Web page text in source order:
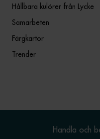
Hållbara kulörer från Lycke
Samarbeten
Färgkartor
Trender
Handla och